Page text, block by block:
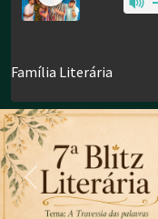
Previous